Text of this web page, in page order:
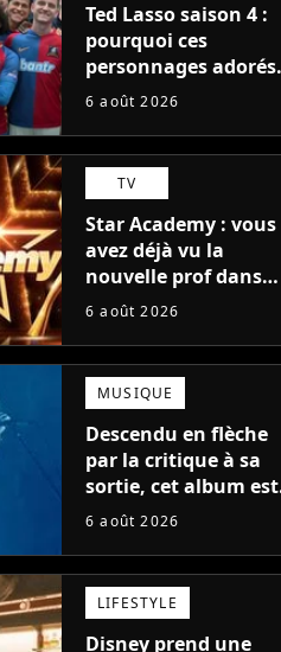
Ted Lasso saison 4 :
pourquoi ces
personnages adorés
des fans ne sont pas
6 août 2026
TV
Star Academy : vous
avez déjà vu la
nouvelle prof dans
The Voice et aux
6 août 2026
MUSIQUE
Descendu en flèche
par la critique à sa
sortie, cet album est
en train de devenir le
auteur
6 août 2026
LIFESTYLE
Disney prend une